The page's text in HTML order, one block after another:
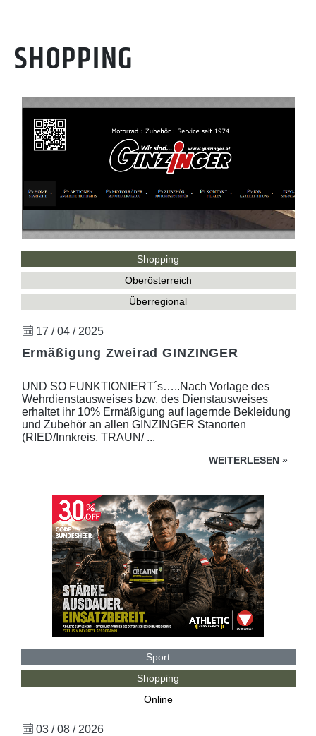
SHOPPING
Shopping
Oberösterreich
Überregional
17 / 04 / 2025
Ermäßigung Zweirad GINZINGER
UND SO FUNKTIONIERT´s…..Nach Vorlage des
Wehrdienstausweises bzw. des Dienstausweises
erhaltet ihr 10% Ermäßigung auf lagernde Bekleidung
und Zubehör an allen GINZINGER Stanorten
(RIED/Innkreis, TRAUN/ ...
WEITERLESEN »
Sport
Shopping
Online
03 / 08 / 2026